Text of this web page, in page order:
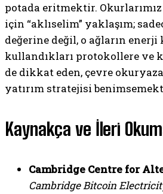
potada eritmektir. Okurlarımız
için “aklıselim” yaklaşım;
değerine değil, o ağların
kullandıkları protokollere ve
de dikkat eden, çevre
yatırım stratejisi
Kaynakça ve İleri
Cambridge Centre for
Cambridge Bitcoin